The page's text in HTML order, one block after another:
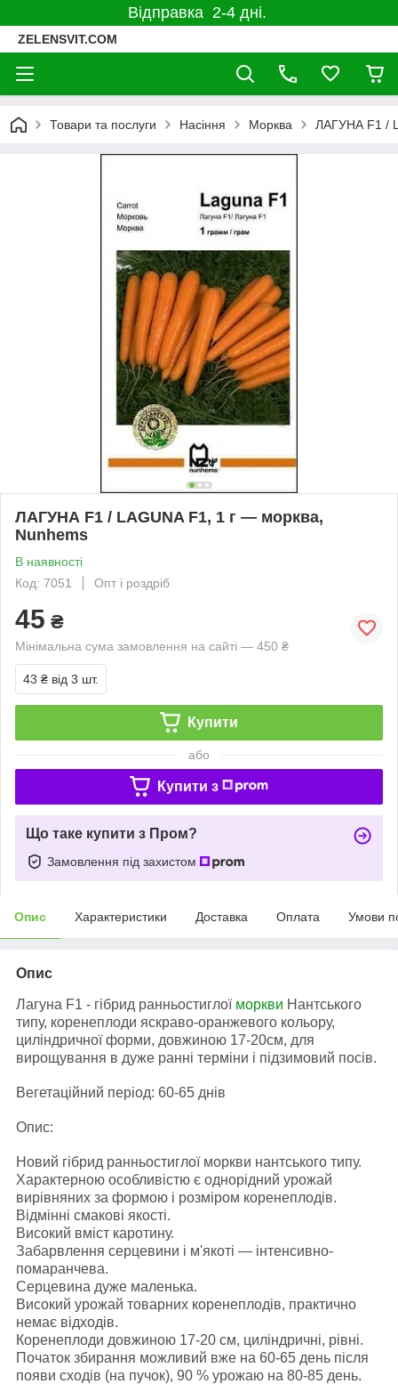
Відправка 2-4 дні.
ZELENSVIT.COM
Товари та послуги Насіння Морква ЛАГУНА F1 /
ЛАГУНА F1 / LAGUNA F1, 1 г — морква,
Nunhems
В наявності
Код: 7051
Опт і роздріб
45 ₴
Мінімальна сума замовлення на сайті — 450 ₴
43 ₴ від 3 шт.
Купити
або
Купити з
Що таке купити з Пром?
Замовлення під захистом
Опис Характеристики Доставка Оплата Умови
Опис
Лагуна F1 - гібрид ранньостиглої моркви Нантського
типу, коренеплоди яскраво-оранжевого кольору,
циліндричної форми, довжиною 17-20см, для
вирощування в дуже ранні терміни і підзимовий посів.
Вегетаційний період: 60-65 днів
Опис:
Новий гібрид ранньостиглої моркви нантського типу.
Характерною особливістю є однорідний урожай
вирівняних за формою і розміром коренеплодів.
Відмінні смакові якості.
Високий вміст каротину.
Забарвлення серцевини і м'якоті — інтенсивно-
помаранчева.
Серцевина дуже маленька.
Високий урожай товарних коренеплодів, практично
немає відходів.
Коренеплоди довжиною 17-20 см, циліндричні, рівні.
Початок збирання можливий вже на 60-65 день після
появи сходів (на пучок), 90 % урожаю на 80-85 день.